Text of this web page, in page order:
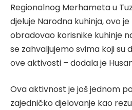
Regionalnog Merhameta u
djeluje Narodna kuhinja, ovo
obradovao korisnike kuhinje
se zahvaljujemo svima koji su
ove aktivosti – dodala je
Ova aktivnost je još jednom
zajedničko djelovanje kao